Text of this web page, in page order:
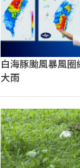
白海豚颱風暴風
大雨